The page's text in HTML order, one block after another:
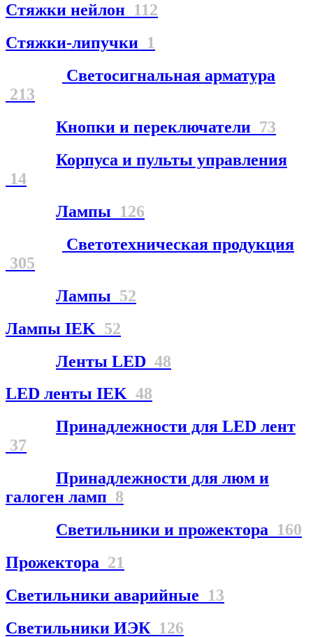
Стяжки нейлон 112
Стяжки-липучки 1
Светосигнальная арматура
213
Кнопки и переключатели 73
Корпуса и пульты управления
14
Лампы 126
Светотехническая продукция
305
Лампы 52
Лампы IEK 52
Ленты LED 48
LED ленты IEK 48
Принадлежности для LED лент
37
Принадлежности для люм и
галоген ламп 8
Светильники и прожектора 160
Прожектора 21
Светильники аварийные 13
Светильники ИЭК 126